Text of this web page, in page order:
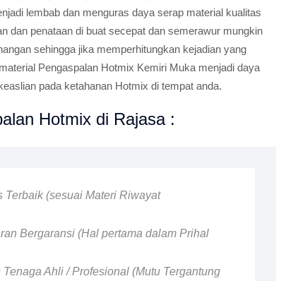
lembab dan menguras daya serap material kualitas
dan penataan di buat secepat dan semerawur mungkin
sehingga jika memperhitungkan kejadian yang
Pengaspalan Hotmix Kemiri Muka menjadi daya
pada ketahanan Hotmix di tempat anda.
Hotmix di Rajasa :
Terbaik (sesuai Materi Riwayat
Bergaransi (Hal pertama dalam Prihal
Ahli / Profesional (Mutu Tergantung